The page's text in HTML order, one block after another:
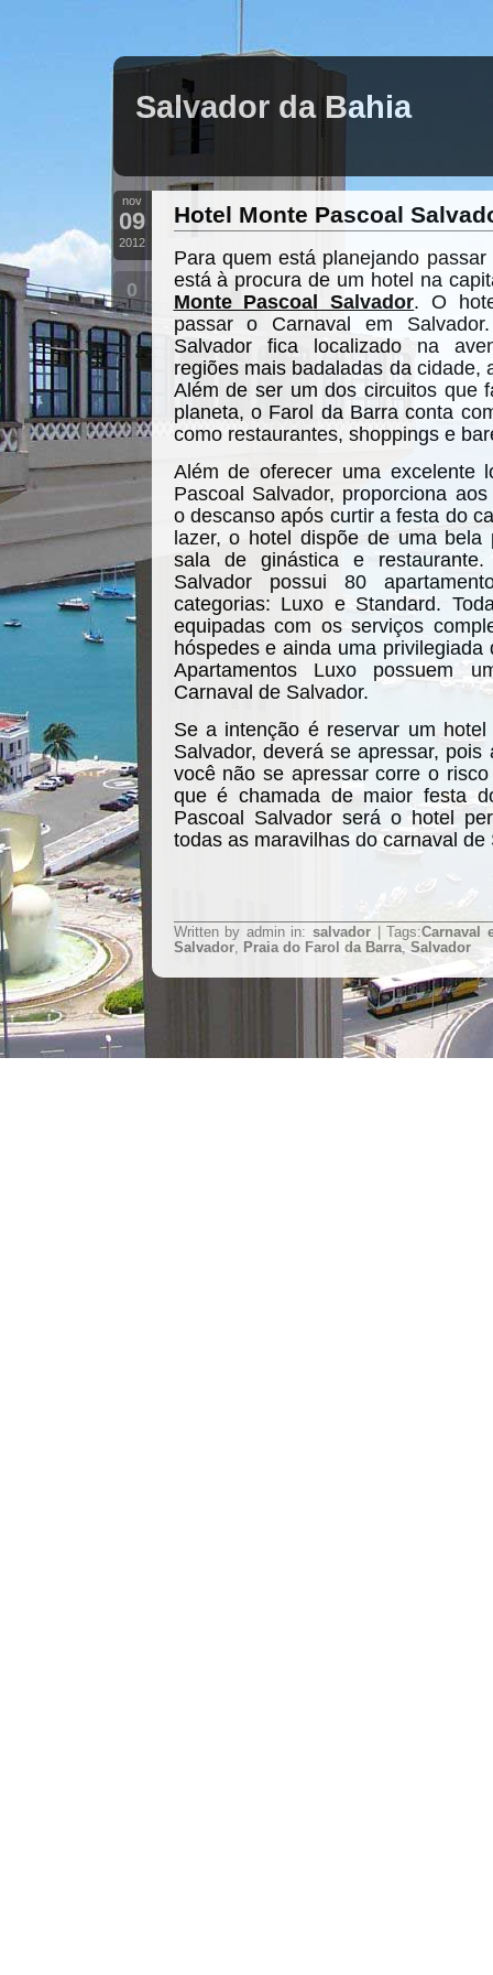
Salvador da Bahia
nov
09
2012
0
Hotel Monte Pascoal
Para quem está planejando
está à procura de um hotel na
Monte Pascoal Salvador. O
passar o Carnaval em
Salvador fica localizado na
regiões mais badaladas da cidade,
Além de ser um dos circuitos que
planeta, o Farol da Barra conta
como restaurantes, shoppings e
Além de oferecer uma excelente
Pascoal Salvador, proporciona
o descanso após curtir a festa do
lazer, o hotel dispõe de uma
sala de ginástica e
Salvador possui 80
categorias: Luxo e Standard.
equipadas com os serviços
hóspedes e ainda uma
Apartamentos Luxo possuem
Carnaval de Salvador.
Se a intenção é reservar um
Salvador, deverá se apressar,
você não se apressar corre o
que é chamada de maior festa
Pascoal Salvador será o hotel
todas as maravilhas do carnaval de
Written by admin in:salvador | Tags:Carnaval
Salvador, Praia do Farol da Barra, Salvador